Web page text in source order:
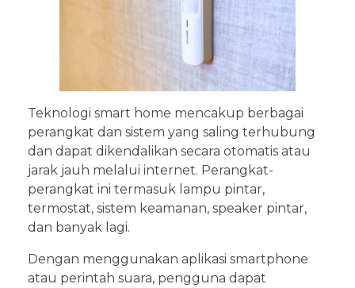
Teknologi smart home mencakup berbagai
perangkat dan sistem yang saling terhubung
dan dapat dikendalikan secara otomatis atau
jarak jauh melalui internet. Perangkat-
perangkat ini termasuk lampu pintar,
termostat, sistem keamanan, speaker pintar,
dan banyak lagi.
Dengan menggunakan aplikasi smartphone
atau perintah suara, pengguna dapat